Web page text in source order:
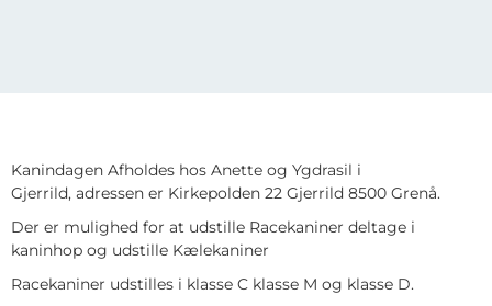
Kanindagen Afholdes hos Anette og Ygdrasil i
Gjerrild, adressen er Kirkepolden 22 Gjerrild 8500 Grenå.
Der er mulighed for at udstille Racekaniner deltage i
kaninhop og udstille Kælekaniner
Racekaniner udstilles i klasse C klasse M og klasse D.